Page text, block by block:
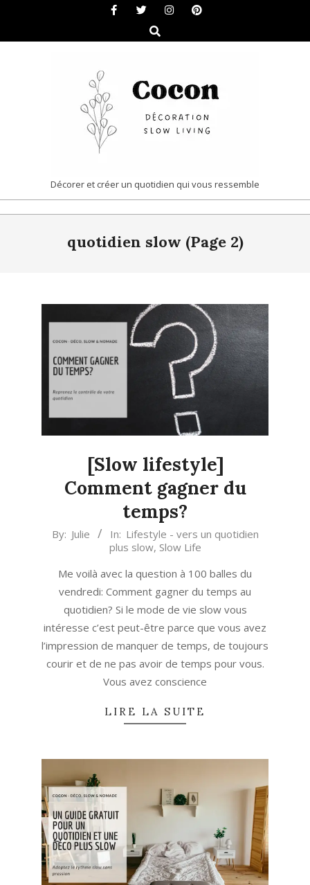
content
Search
COCON
|
DÉCORATION
LIVING
Décorer et créer un quotidien qui vous ressemble
quotidien slow (Page 2)
[Slow lifestyle]
Comment gagner du
temps?
2020-
By: Julie In: Lifestyle - vers un quotidien
plus slow, Slow Life
Me voilà avec la question à 100 balles du
vendredi: Comment gagner du temps au
quotidien? Si le mode de vie slow vous
intéresse c’est peut-être parce que vous avez
l’impression de manquer de temps, de toujours
courir et de ne pas avoir de temps pour vous.
Vous avez conscience
LIRE LA SUITE